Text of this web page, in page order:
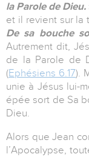
la Parole de Dieu.
et il revient sur la
De sa bouche
Autrement dit,
de la Parole de
(Ephésiens 6.17).
unie à Jésus lui-
épée sort de Sa
Dieu.
Alors que Jean
l’Apocalypse,